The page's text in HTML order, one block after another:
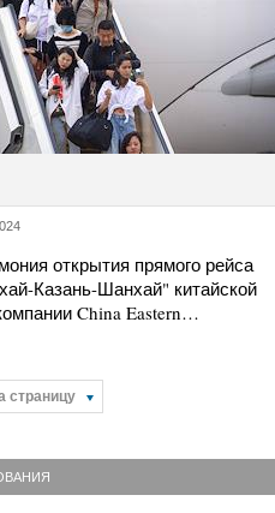
открытия прямого рейса
Казань-Шанхай" китайской
China Eastern…
страницу